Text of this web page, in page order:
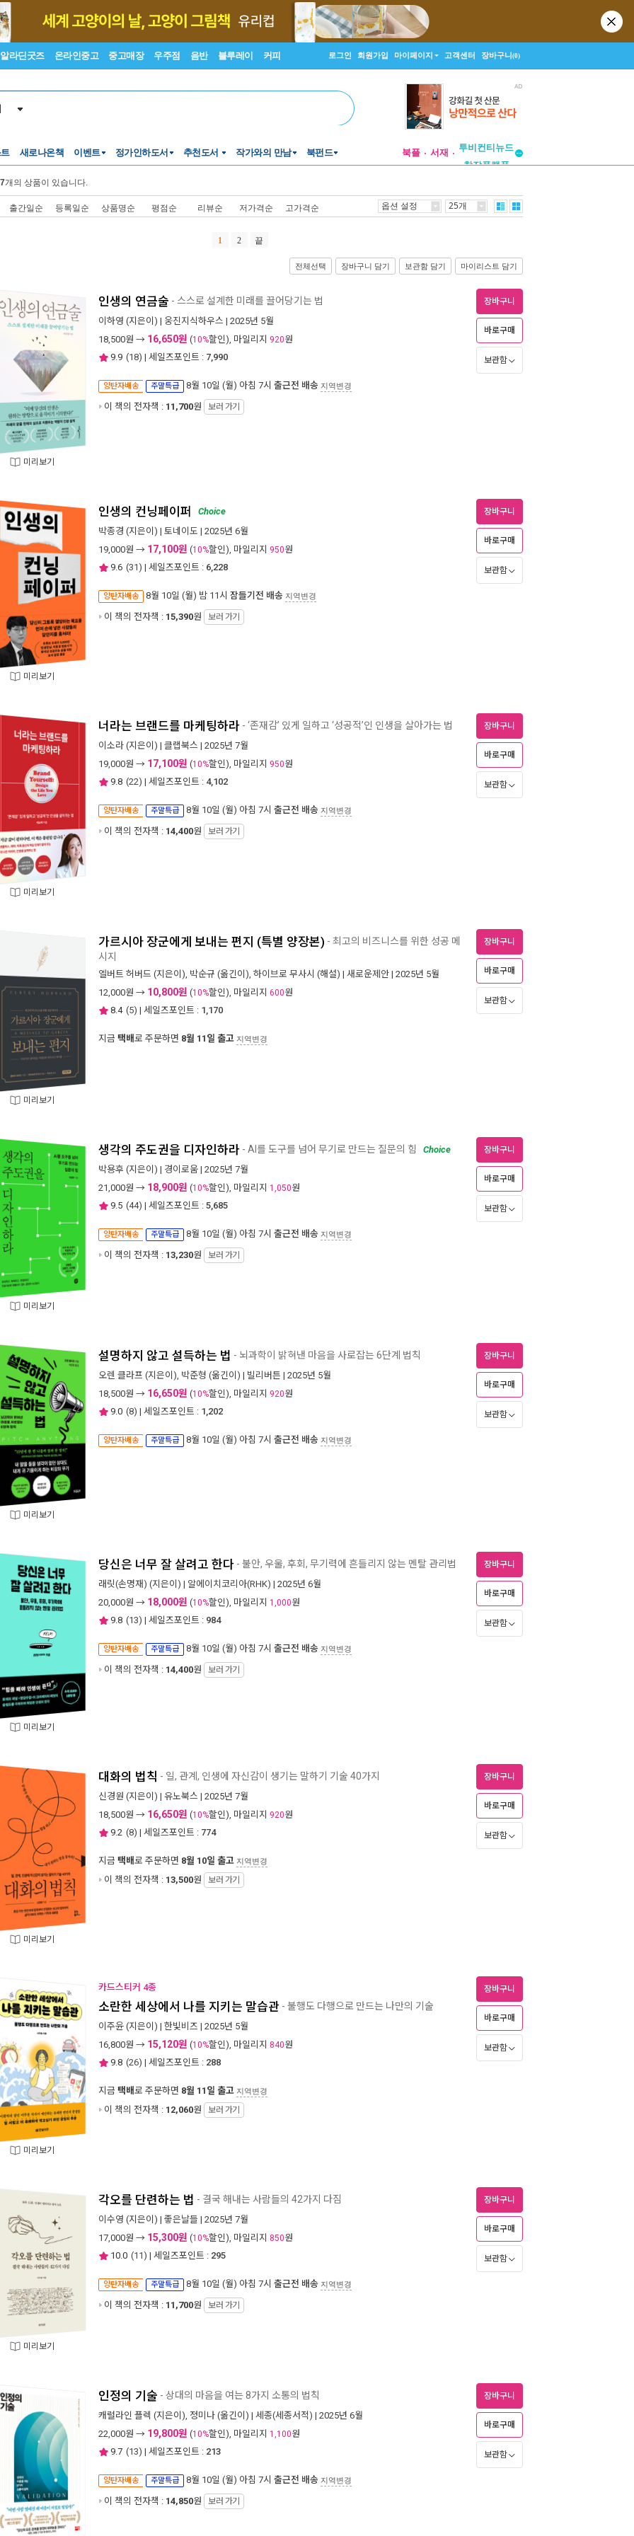
알라딘굿즈 온라인중고 중고매장 우주점 음반 블루레이 커피 로그인 회원가입 마이페이지 고객센터 장바구니(0)
새로나온책 이벤트 정가인하도서 추천도서 작가와의 만남 북펀드 북플 서재
창작플랫폼
개의 상품이 있습니다.
출간일순 등록일순 상품명순 평점순 리뷰순 저가격순 고가격순 옵션 설정 25개
1 2 끝
전체선택 장바구니 담기 보관함 담기 마이리스트 담기
미리보기
인생의 연금술 - 스스로 설계한 미래를 끌어당기는 법
이하영 (지은이) | 웅진지식하우스 | 2025년 5월
18,500원 → 16,650원 (10%할인), 마일리지 920원
9.9 (18) | 세일즈포인트 : 7,990
양탄자배송 주말특급 8월 10일 (월) 아침 7시 출근전 배송 지역변경
이 책의 전자책 : 11,700원 보러 가기
장바구니
바로구매
보관함
미리보기
인생의 컨닝페이퍼
Choice
박종경 (지은이) | 토네이도 | 2025년 6월
19,000원 → 17,100원 (10%할인), 마일리지 950원
9.6 (31) | 세일즈포인트 : 6,228
양탄자배송 8월 10일 (월) 밤 11시 잠들기전 배송 지역변경
이 책의 전자책 : 15,390원 보러 가기
장바구니
바로구매
보관함
미리보기
너라는 브랜드를 마케팅하라 - ‘존재감’ 있게 일하고 ‘성공적’인 인생을 살아가는 법
이소라 (지은이) | 클랩북스 | 2025년 7월
19,000원 → 17,100원 (10%할인), 마일리지 950원
9.8 (22) | 세일즈포인트 : 4,102
양탄자배송 주말특급 8월 10일 (월) 아침 7시 출근전 배송 지역변경
이 책의 전자책 : 14,400원 보러 가기
장바구니
바로구매
보관함
미리보기
가르시아 장군에게 보내는 편지 (특별 양장본) - 최고의 비즈니스를 위한 성공 메
시지
엘버트 허버드 (지은이), 박순규 (옮긴이), 하이브로 무사시 (해설) | 새로운제안 | 2025년 5월
12,000원 → 10,800원 (10%할인), 마일리지 600원
8.4 (5) | 세일즈포인트 : 1,170
지금 택배로 주문하면 8월 11일 출고 지역변경
장바구니
바로구매
보관함
미리보기
생각의 주도권을 디자인하라 - AI를 도구를 넘어 무기로 만드는 질문의 힘
Choice
박용후 (지은이) | 경이로움 | 2025년 7월
21,000원 → 18,900원 (10%할인), 마일리지 1,050원
9.5 (44) | 세일즈포인트 : 5,685
양탄자배송 주말특급 8월 10일 (월) 아침 7시 출근전 배송 지역변경
이 책의 전자책 : 13,230원 보러 가기
장바구니
바로구매
보관함
미리보기
설명하지 않고 설득하는 법 - 뇌과학이 밝혀낸 마음을 사로잡는 6단계 법칙
오렌 클라프 (지은이), 박준형 (옮긴이) | 빌리버튼 | 2025년 5월
18,500원 → 16,650원 (10%할인), 마일리지 920원
9.0 (8) | 세일즈포인트 : 1,202
양탄자배송 주말특급 8월 10일 (월) 아침 7시 출근전 배송 지역변경
장바구니
바로구매
보관함
미리보기
당신은 너무 잘 살려고 한다 - 불안, 우울, 후회, 무기력에 흔들리지 않는 멘탈 관리법
래릿(손명재) (지은이) | 알에이치코리아(RHK) | 2025년 6월
20,000원 → 18,000원 (10%할인), 마일리지 1,000원
9.8 (13) | 세일즈포인트 : 984
양탄자배송 주말특급 8월 10일 (월) 아침 7시 출근전 배송 지역변경
이 책의 전자책 : 14,400원 보러 가기
장바구니
바로구매
보관함
미리보기
대화의 법칙 - 일, 관계, 인생에 자신감이 생기는 말하기 기술 40가지
신경원 (지은이) | 유노북스 | 2025년 7월
18,500원 → 16,650원 (10%할인), 마일리지 920원
9.2 (8) | 세일즈포인트 : 774
지금 택배로 주문하면 8월 10일 출고 지역변경
이 책의 전자책 : 13,500원 보러 가기
장바구니
바로구매
보관함
미리보기
카드스티커 4종
소란한 세상에서 나를 지키는 말습관 - 불행도 다행으로 만드는 나만의 기술
이주윤 (지은이) | 한빛비즈 | 2025년 5월
16,800원 → 15,120원 (10%할인), 마일리지 840원
9.8 (26) | 세일즈포인트 : 288
지금 택배로 주문하면 8월 11일 출고 지역변경
이 책의 전자책 : 12,060원 보러 가기
장바구니
바로구매
보관함
미리보기
각오를 단련하는 법 - 결국 해내는 사람들의 42가지 다짐
이수영 (지은이) | 좋은날들 | 2025년 7월
17,000원 → 15,300원 (10%할인), 마일리지 850원
10.0 (11) | 세일즈포인트 : 295
양탄자배송 주말특급 8월 10일 (월) 아침 7시 출근전 배송 지역변경
이 책의 전자책 : 11,700원 보러 가기
장바구니
바로구매
보관함
인정의 기술 - 상대의 마음을 여는 8가지 소통의 법칙
캐럴라인 플렉 (지은이), 정미나 (옮긴이) | 세종(세종서적) | 2025년 6월
22,000원 → 19,800원 (10%할인), 마일리지 1,100원
9.7 (13) | 세일즈포인트 : 213
양탄자배송 주말특급 8월 10일 (월) 아침 7시 출근전 배송 지역변경
이 책의 전자책 : 14,850원 보러 가기
장바구니
바로구매
보관함